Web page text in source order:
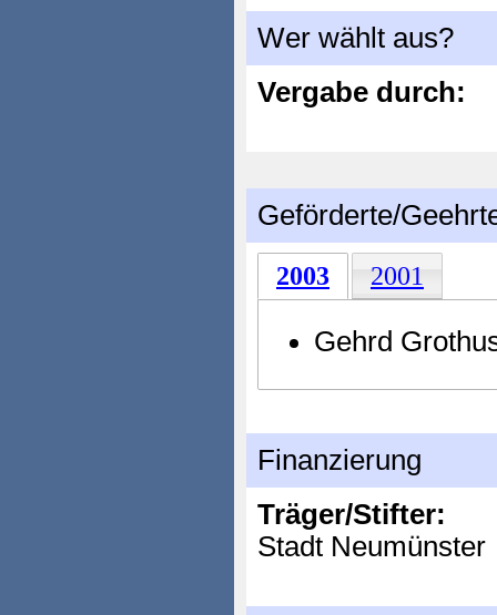
Wer wählt aus?
Vergabe durch:
Geförderte/
2003 2001
Gehrd
Finanzierung
Träger/Stifter:
Stadt Neumünster